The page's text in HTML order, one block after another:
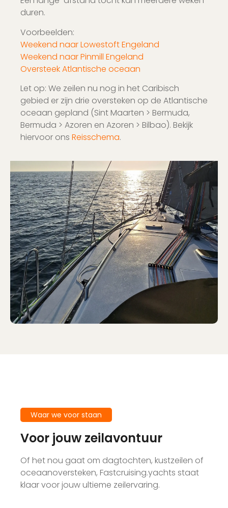
duren.
Voorbeelden:
Weekend naar Lowestoft Engeland
Weekend naar Pinmill Engeland
Oversteek Atlantische oceaan
Let op: We zeilen nu nog in het Caribisch
gebied er zijn drie oversteken op de Atlantische
oceaan gepland (Sint Maarten > Bermuda,
Bermuda > Azoren en Azoren > Bilbao). Bekijk
hiervoor ons Reisschema.
Waar we voor staan
Voor jouw zeilavontuur
Of het nou gaat om dagtochten, kustzeilen of
oceaanoversteken, Fastcruising.yachts staat
klaar voor jouw ultieme zeilervaring.